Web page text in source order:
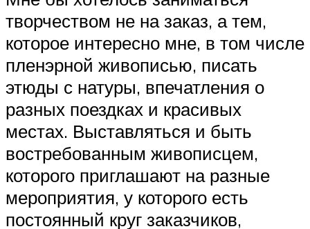
творчеством не на заказ, а тем,
которое интересно мне, в том числе
пленэрной живописью, писать
этюды с натуры, впечатления о
разных поездках и красивых
местах. Выставляться и быть
востребованным живописцем,
которого приглашают на разные
мероприятия, у которого есть
постоянный круг заказчиков,